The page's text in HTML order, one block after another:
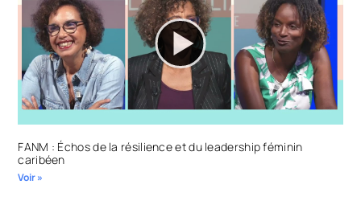
FANM : Échos de la résilience et du leadership féminin
caribéen
Voir »